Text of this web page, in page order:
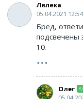
Лялека
05.04.2021 12:54
Бред,
подсвечены
10.
Олег